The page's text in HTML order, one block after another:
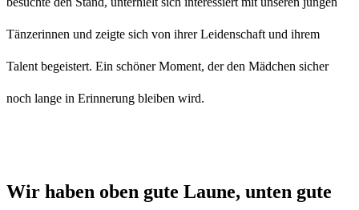
Tänzerinnen und zeigte sich von ihrer Leidenschaft und ihrem
Talent begeistert. Ein schöner Moment, der den Mädchen sicher
noch lange in Erinnerung bleiben wird.
Wir haben oben gute Laune, unten gute